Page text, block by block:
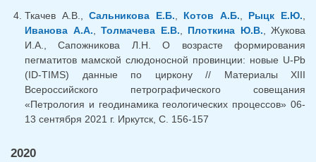
Ткачев А.В.,Сальникова Е.Б., Котов А.Б., Рыцк Е.Ю.,
Иванова А.А., Толмачева Е.В., Плоткина Ю.В., Жукова
И.А., Сапожникова Л.Н. О возрасте формирования
пегматитов мамской слюдоносной провинции: новые U-Pb
(ID-TIMS) данные по циркону // Материалы XIII
Всероссийского петрографического совещания
«Петрология и геодинамика геологических процессов» 06-
13 сентября 2021 г. Иркутск, С. 156-157
2020